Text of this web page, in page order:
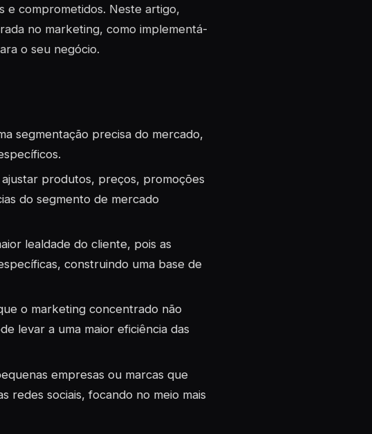
e comprometidos. Neste artigo,
no marketing, como implementá-
o seu negócio.
segmentação precisa do mercado,
produtos, preços, promoções
do segmento de mercado
lealdade do cliente, pois as
construindo uma base de
o marketing concentrado não
levar a uma maior eficiência das
empresas ou marcas que
redes sociais, focando no meio mais